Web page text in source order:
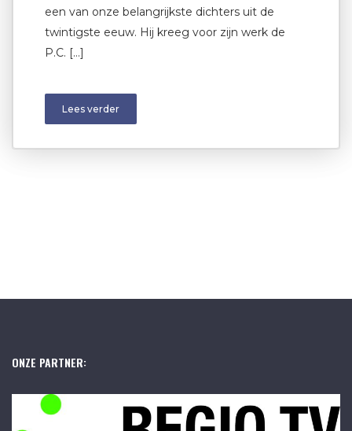
een van onze belangrijkste dichters uit de
twintigste eeuw. Hij kreeg voor zijn werk de
P.C. […]
Lees verder
ONZE PARTNER: